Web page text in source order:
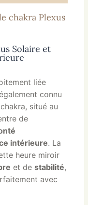
chakra Plexus
Solaire et
liée
connu
situé au
de
intérieure. La
heure miroir
et de stabilité,
avec